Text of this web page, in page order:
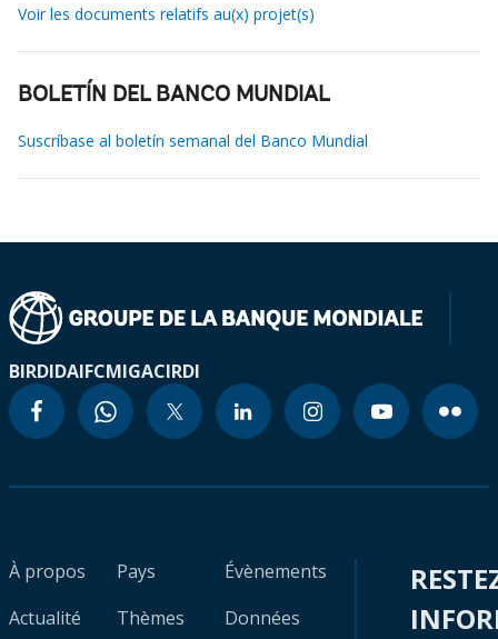
Voir les documents relatifs au(x) projet(s)
BOLETÍN DEL BANCO MUNDIAL
Suscríbase al boletín semanal del Banco Mundial
BIRDIDAIFCMIGACIRDI
À propos
Actualité
Pays
Thèmes
Évènements
Données